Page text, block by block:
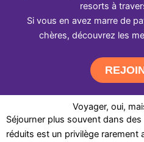
resorts à
Si vous en avez marre de
chères, découvrez les
Voyager, oui,
Séjourner plus souvent dans
réduits est un privilège rarement